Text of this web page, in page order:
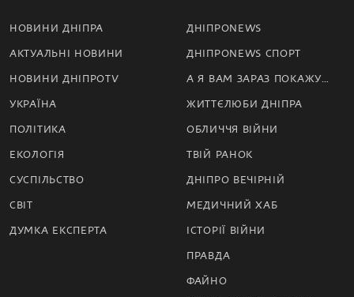
НОВИНИ ДНІПРА
АКТУАЛЬНІ НОВИНИ
НОВИНИ ДНІПРОTV
УКРАЇНА
ПОЛІТИКА
ЕКОЛОГІЯ
СУСПІЛЬСТВО
СВІТ
ДУМКА ЕКСПЕРТА
ДНІПРОNEWS
ДНІПРОNEWS СПОРТ
А Я ВАМ ЗАРАЗ ПОКАЖУ…
ЖИТТЄЛЮБИ ДНІПРА
ОБЛИЧЧЯ ВІЙНИ
ТВІЙ РАНОК
ДНІПРО ВЕЧІРНІЙ
МЕДИЧНИЙ ХАБ
ІСТОРІЇ ВІЙНИ
ПРАВДА
ФАЙНО